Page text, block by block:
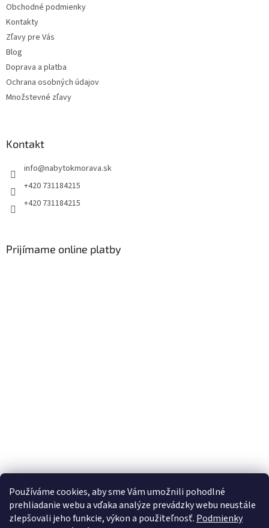
Používáme cookies, aby sme Vám umožnili pohodlné
prehliadanie webu a vďaka analýze prevádzky webu neustále
zlepšovali jeho funkcie, výkon a použiteľnosť. Podmienky
Obchodné podmienky
Kontakty
Zľavy pre Vás
Blog
Doprava a platba
Ochrana osobných údajov
Množstevné zľavy
Kontakt
info@nabytokmorava.sk
+420 731184215
+420 731184215
Prijímame online platby